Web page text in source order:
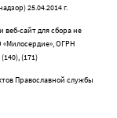
25.04.2014 г.
веб-сайт для сбора не
«Милосердие», ОГРН
(171)
Православной службы